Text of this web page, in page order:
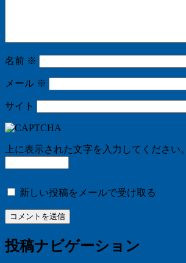
名前 ※
メール ※
サイト
上に表示された文字を入力してください。
新しい投稿をメールで受け取る
投稿ナビゲーション